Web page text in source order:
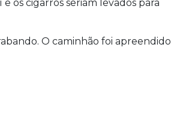
os cigarros seriam levados para
O caminhão foi apreendido